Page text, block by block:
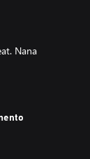
Nana